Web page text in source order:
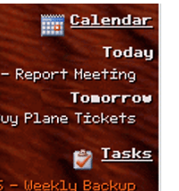
download it, we
requirements and